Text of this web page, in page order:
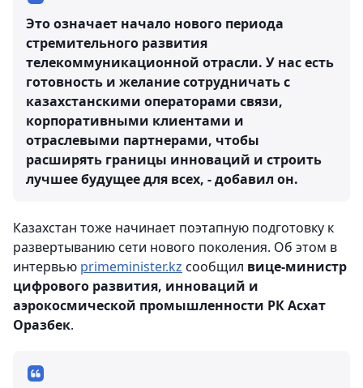
Это означает начало нового периода
стремительного развития
телекоммуникационной отрасли. У нас есть
готовность и желание сотрудничать с
казахстанскими операторами связи,
корпоративными клиентами и
отраслевыми партнерами, чтобы
расширять границы инноваций и строить
лучшее будущее для всех, - добавил он.
Казахстан тоже начинает поэтапную подготовку к
развертыванию сети нового поколения. Об этом в
интервью primeminister.kz сообщил вице-министр
цифрового развития, инноваций и
аэрокосмической промышленности РК Асхат
Оразбек.